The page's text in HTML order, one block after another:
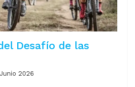
Desafío de las
2026